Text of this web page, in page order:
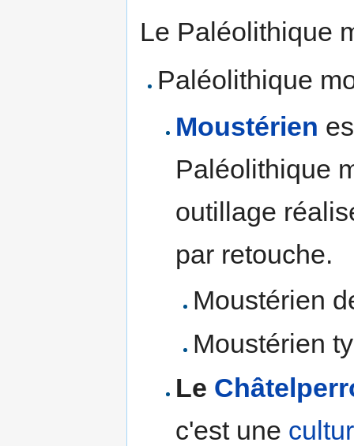
Le Paléolithique
Paléolithique
Moustérien
Paléolithique
outillage
par retouche.
Moustérien
Moustérien
Le
c'est une